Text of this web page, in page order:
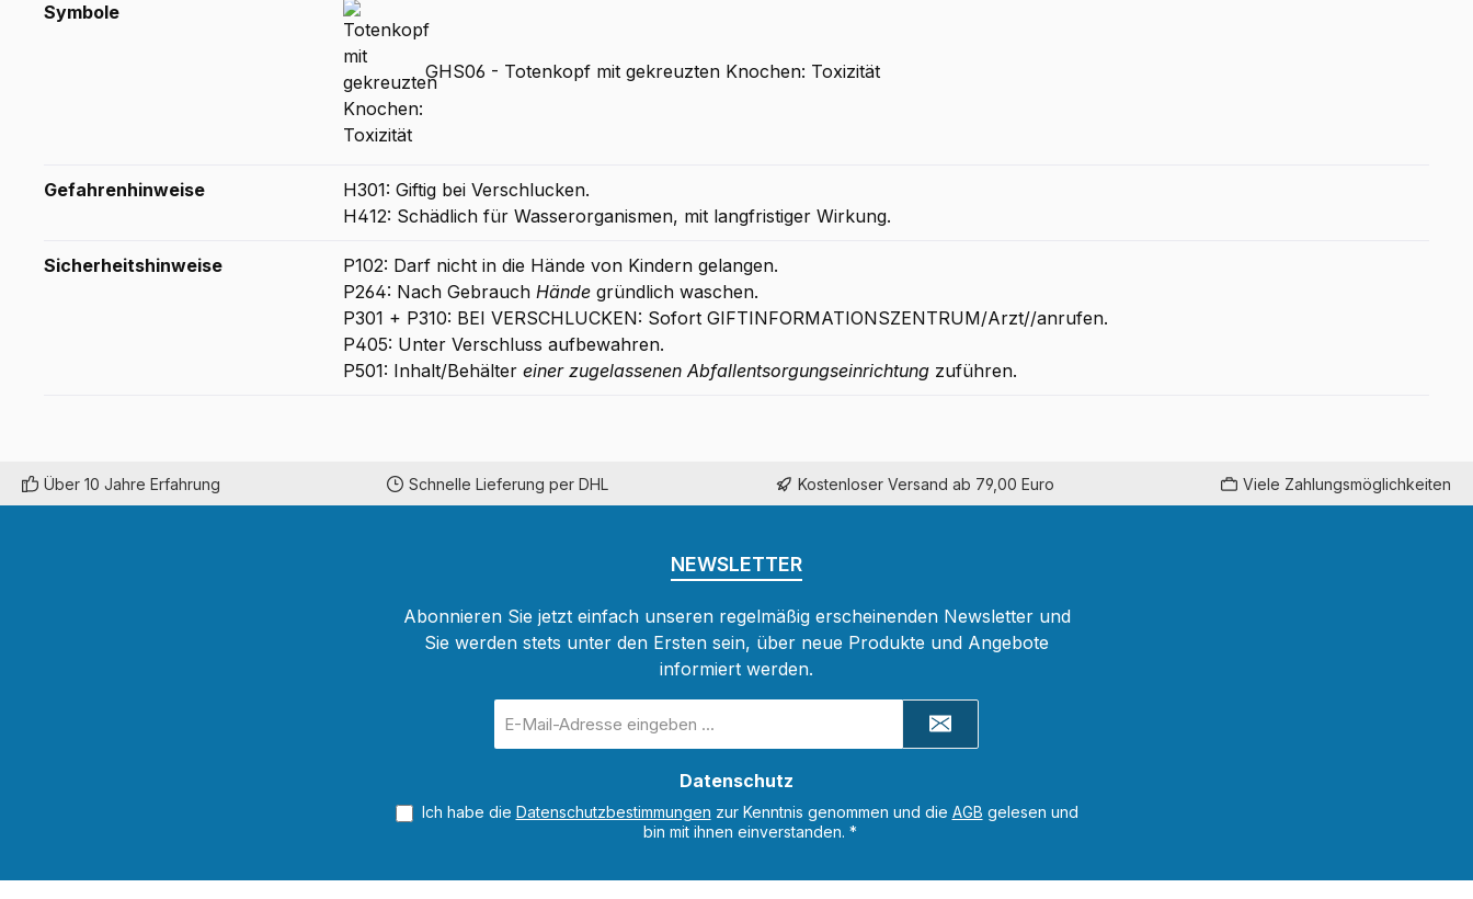
Symbole
GHS06 - Totenkopf mit gekreuzten Knochen: Toxizität
Gefahrenhinweise
H301: Giftig bei Verschlucken.
H412: Schädlich für Wasserorganismen, mit langfristiger Wirkung.
Sicherheitshinweise
P102: Darf nicht in die Hände von Kindern gelangen.
P264: Nach Gebrauch Händegründlich waschen.
P301 + P310: BEI VERSCHLUCKEN: Sofort GIFTINFORMATIONSZENTRUM/Arzt//anrufen.
P405: Unter Verschluss aufbewahren.
P501: Inhalt/Behälter einer zugelassenen Abfallentsorgungseinrichtungzuführen.
Über 10 Jahre Erfahrung Schnelle Lieferung per DHL Kostenloser Versand ab 79,00 Euro Viele Zahlungsmöglichkeiten
NEWSLETTER
Abonnieren Sie jetzt einfach unseren regelmäßig erscheinenden Newsletter und
Sie werden stets unter den Ersten sein, über neue Produkte und Angebote
informiert werden.
Mail-
Datenschutz
Ich habe die Datenschutzbestimmungen zur Kenntnis genommen und die AGB gelesen und
bin mit ihnen einverstanden. *